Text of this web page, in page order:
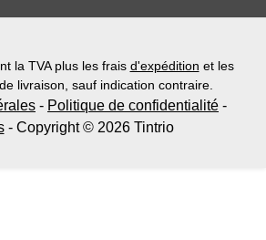
la TVA plus les frais d'expédition et les
livraison, sauf indication contraire.
- Politique de confidentialité -
- Copyright © 2026 Tintrio